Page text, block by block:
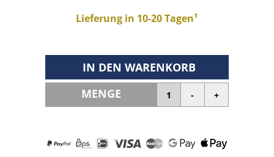
Lieferung in 10-20 Tagen¹
IN DEN WARENKORB
MENGE